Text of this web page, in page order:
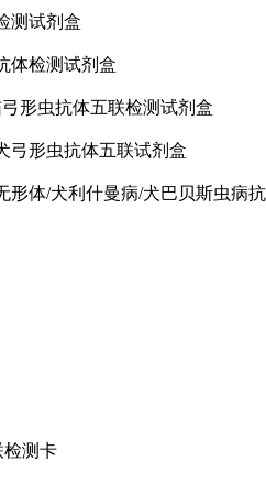
测试剂盒
体检测试剂盒
形虫抗体五联检测试剂盒
弓形虫抗体五联试剂盒
形体/犬利什曼病/犬巴贝斯虫病抗
检测卡